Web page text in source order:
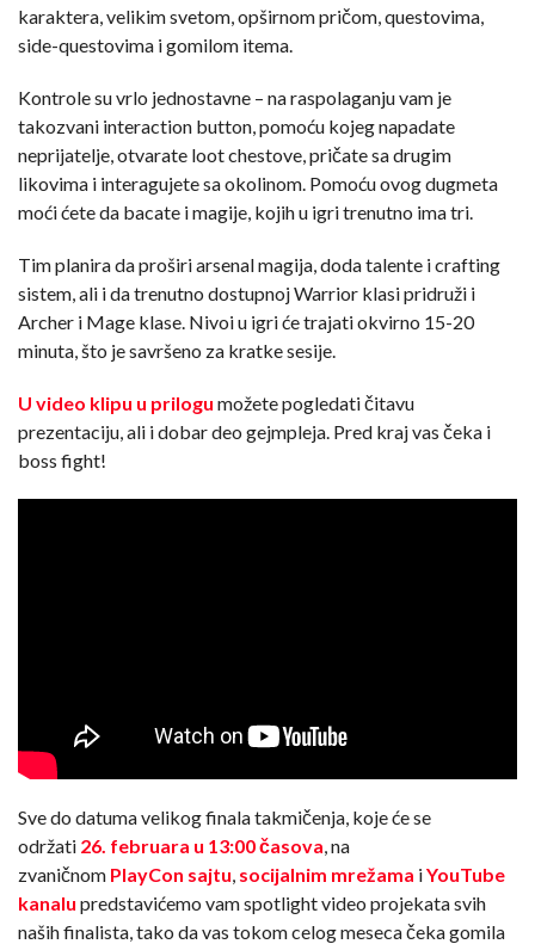
karaktera, velikim svetom, opširnom pričom, questovima,
side-questovima i gomilom itema.
Kontrole su vrlo jednostavne – na raspolaganju vam je
takozvani interaction button, pomoću kojeg napadate
neprijatelje, otvarate loot chestove, pričate sa drugim
likovima i interagujete sa okolinom. Pomoću ovog dugmeta
moći ćete da bacate i magije, kojih u igri trenutno ima tri.
Tim planira da proširi arsenal magija, doda talente i crafting
sistem, ali i da trenutno dostupnoj Warrior klasi pridruži i
Archer i Mage klase. Nivoi u igri će trajati okvirno 15-20
minuta, što je savršeno za kratke sesije.
U video klipu u prilogu možete pogledati čitavu
prezentaciju, ali i dobar deo gejmpleja. Pred kraj vas čeka i
boss fight!
Sve do datuma velikog finala takmičenja, koje će se
održati 26. februara u 13:00 časova, na
zvaničnom PlayCon sajtu, socijalnim mrežama iYouTube
kanalu predstavićemo vam spotlight video projekata svih
naših finalista, tako da vas tokom celog meseca čeka gomila